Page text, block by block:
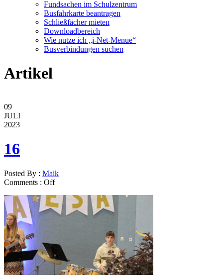
Fundsachen im Schulzentrum
Busfahrkarte beantragen
Schließfächer mieten
Downloadbereich
Wie nutze ich „i-Net-Menue“
Busverbindungen suchen
Artikel
09
JULI
2023
16
Posted By : Maik
Comments : Off